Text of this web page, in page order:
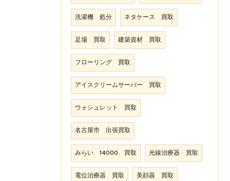
洗濯機 処分 ネタケース 買取
足場 買取 建築資材 買取
フローリング 買取
アイスクリームサーバー 買取
ウォシュレット 買取
名古屋市 出張買取
みらい 14000 買取 光線治療器 買取
電位治療器 買取 美顔器 買取